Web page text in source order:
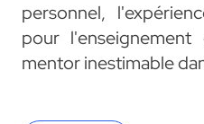
personnel,
pour
mentor inestimable